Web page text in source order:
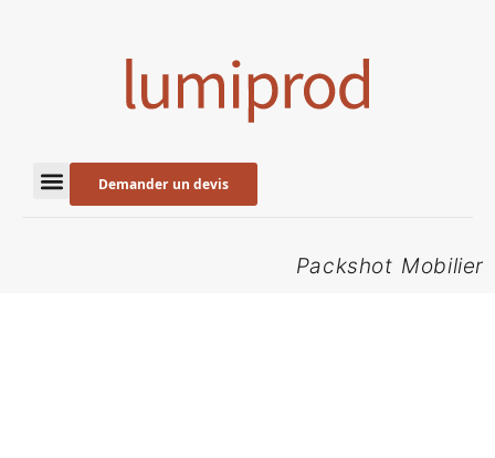
Demander un devis
Packshot Mobilier